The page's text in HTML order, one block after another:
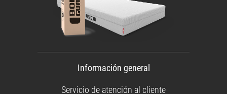
Información general
Servicio de atención al cliente